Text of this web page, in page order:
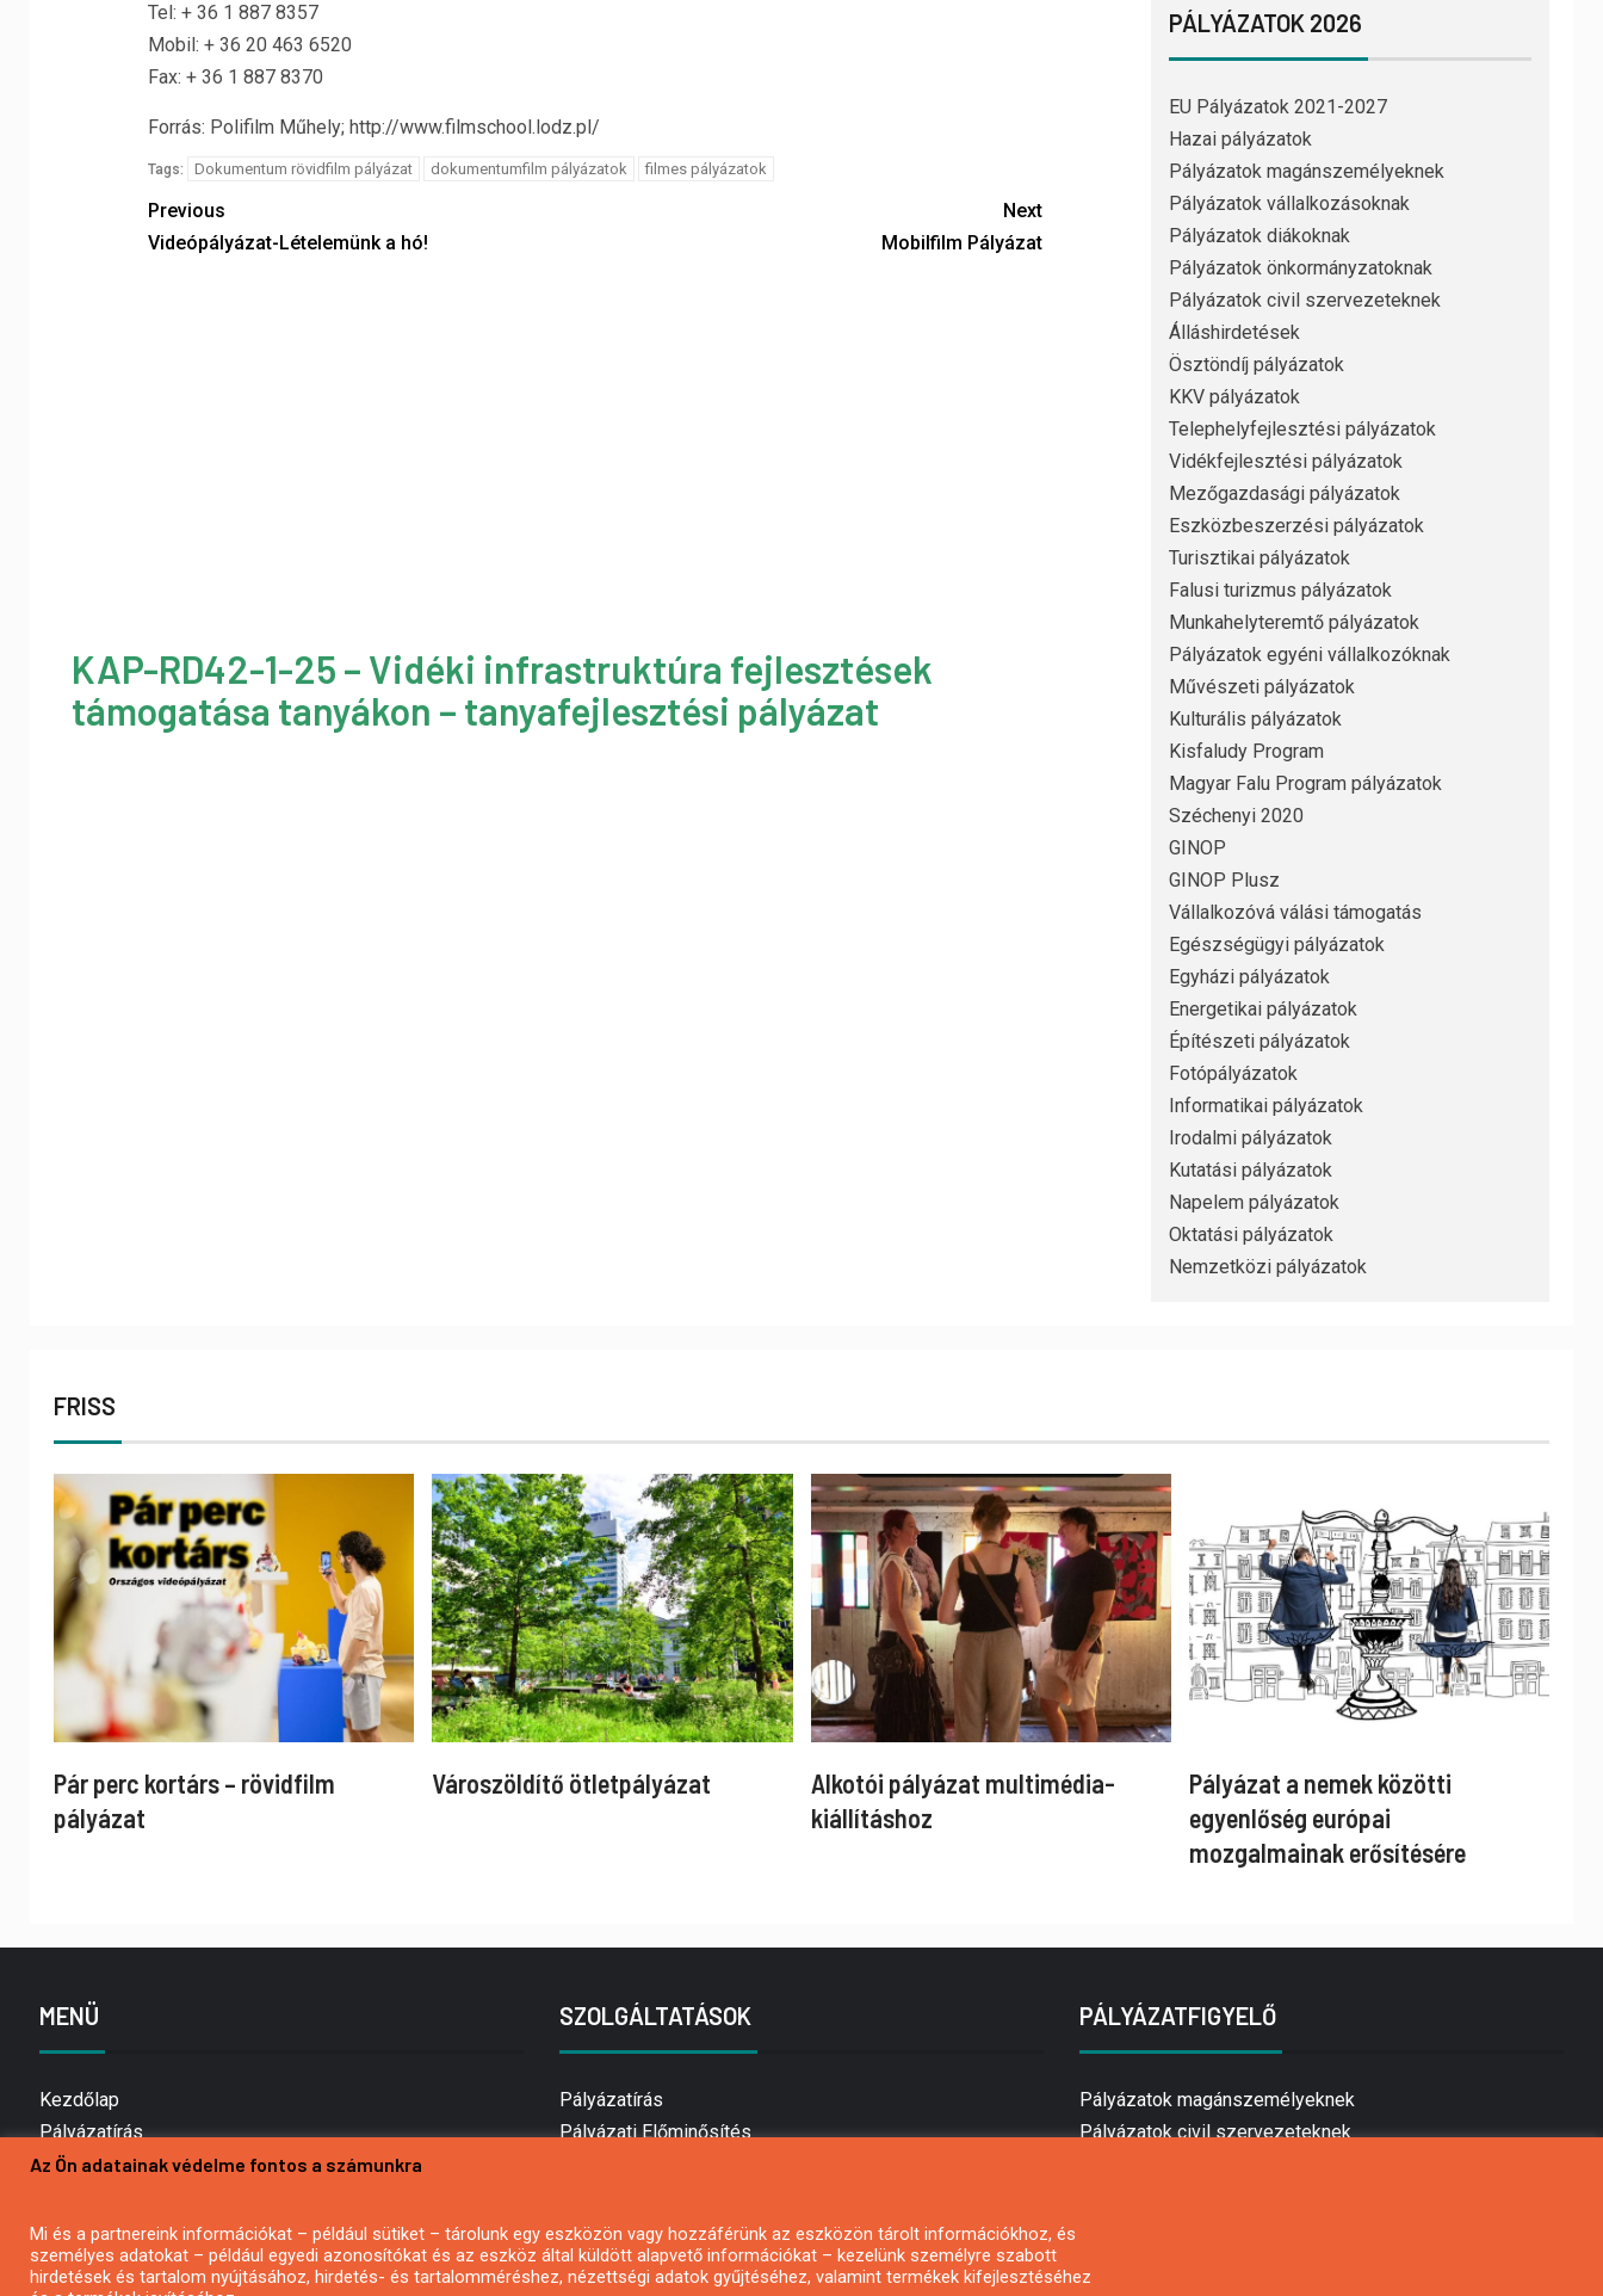
Tel: + 36 1 887 8357
Mobil: + 36 20 463 6520
Fax: + 36 1 887 8370
Forrás: Polifilm Műhely; http://www.filmschool.lodz.pl/
Tags: Dokumentum rövidfilm pályázat dokumentumfilm pályázatok filmes pályázatok
Previous
Videópályázat-Lételemünk a hó!
Next
Mobilfilm Pályázat
KAP-RD42-1-25 – Vidéki infrastruktúra fejlesztések
támogatása tanyákon – tanyafejlesztési pályázat
PÁLYÁZATOK 2026
EU Pályázatok 2021-2027
Hazai pályázatok
Pályázatok magánszemélyeknek
Pályázatok vállalkozásoknak
Pályázatok diákoknak
Pályázatok önkormányzatoknak
Pályázatok civil szervezeteknek
Álláshirdetések
Ösztöndíj pályázatok
KKV pályázatok
Telephelyfejlesztési pályázatok
Vidékfejlesztési pályázatok
Mezőgazdasági pályázatok
Eszközbeszerzési pályázatok
Turisztikai pályázatok
Falusi turizmus pályázatok
Munkahelyteremtő pályázatok
Pályázatok egyéni vállalkozóknak
Művészeti pályázatok
Kulturális pályázatok
Kisfaludy Program
Magyar Falu Program pályázatok
Széchenyi 2020
GINOP
GINOP Plusz
Vállalkozóvá válási támogatás
Egészségügyi pályázatok
Egyházi pályázatok
Energetikai pályázatok
Építészeti pályázatok
Fotópályázatok
Informatikai pályázatok
Irodalmi pályázatok
Kutatási pályázatok
Napelem pályázatok
Oktatási pályázatok
Nemzetközi pályázatok
FRISS
Pár perc kortárs – rövidfilm
pályázat
Városzöldítő ötletpályázat
Alkotói pályázat multimédia-
kiállításhoz
Pályázat a nemek közötti
egyenlőség európai
mozgalmainak erősítésére
MENÜ
Kezdőlap
Pályázatírás
Bemutatkozás
Hírlevél feliratkozás
Impresszum
SZOLGÁLTATÁSOK
Pályázatírás
Pályázati Előminősítés
Mezőgazdasági pályázatírás
Pályázatírás magánszemélyeknek
PÁLYÁZATFIGYELŐ
Pályázatok magánszemélyeknek
Pályázatok civil szervezeteknek
Az Ön adatainak védelme fontos a számunkra
Mi és a partnereink információkat – például sütiket – tárolunk egy eszközön vagy hozzáférünk az eszközön tárolt információkhoz, és
személyes adatokat – például egyedi azonosítókat és az eszköz által küldött alapvető információkat – kezelünk személyre szabott
hirdetések és tartalom nyújtásához, hirdetés- és tartalomméréshez, nézettségi adatok gyűjtéséhez, valamint termékek kifejlesztéséhez